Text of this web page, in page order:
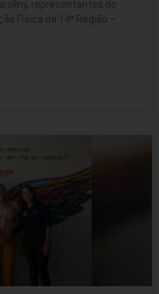
representantes do
Física da 14ª Região –